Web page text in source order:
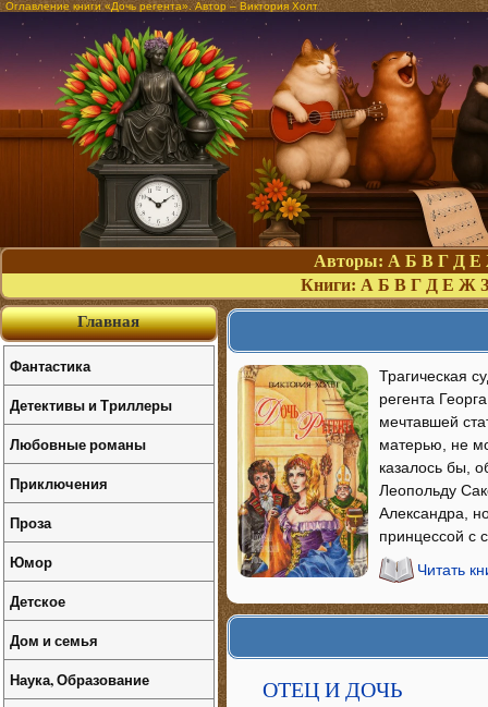
Оглавление книги «Дочь регента». Автор – Виктория Холт
Авторы: А Б В Г Д Е
Книги: А Б В Г Д Е Ж З
Трагическая
регента
мечтавшей
матерью, не
казалось бы,
Леопольду
Александра,
принцессой с
Читать
ОТЕЦ И ДОЧЬ
Главная
Фантастика
Детективы и Триллеры
Любовные романы
Приключения
Проза
Юмор
Детское
Дом и семья
Наука, Образование